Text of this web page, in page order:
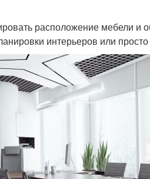
расположение мебели и
интерьеров или